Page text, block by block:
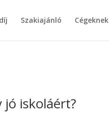
Szakiajánló Cégeknek
iskoláért?